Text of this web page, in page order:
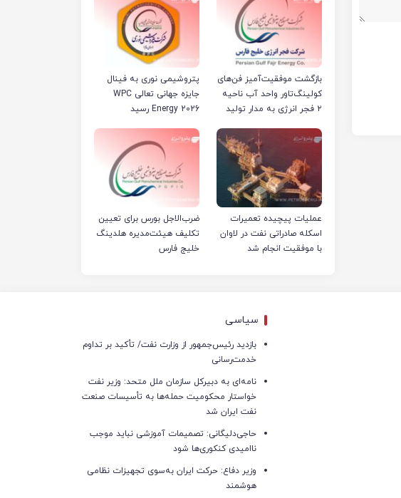
بازگشت موفقیت‌آمیز فن‌های
کولینگ‌تاور واحد آب ناحیه
۲ فجر انرژی به مدار تولید
پتروشیمی نوری به فینال
جایزه جهانی تعالی WPC
Energy 2026 رسید
عملیات پیچیده تعمیرات
اسکله صادراتی نفت در لاوان
با موفقیت انجام شد
ضرب‌الاجل بورس برای تعیین
تکلیف هیئت‌مدیره هلدینگ
خلیج فارس
سیاسی
بازدید رئیس‌جمهور از وزارت نفت/ تأکید بر تداوم
خدمت‌رسانی
نامه‌ای به دبیرکل سازمان ملل متحد: وزیر نفت
خواستار محکومیت حمله‌ها به تأسیسات صنعت
نفت ایران شد
حاجی‌دلیگانی: تصمیمات آموزشی نباید موجب
ناامیدی کنکوری‌ها شود
وزیر دفاع: حرکت ایران به‌سوی تجهیزات نظامی
هوشمند